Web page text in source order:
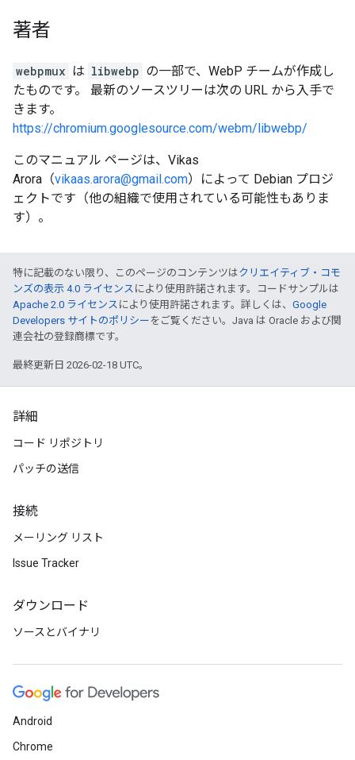
著者
webpmux は libwebp の一部で、WebP チームが作成し
たものです。 最新のソースツリーは次の URL から入手で
きます。
https://chromium.googlesource.com/webm/libwebp/
このマニュアル ページは、Vikas
Arora（vikaas.arora@gmail.com）によって Debian プロジ
ェクトです（他の組織で使用されている可能性もありま
す）。
特に記載のない限り、このページのコンテンツはクリエイティブ・コモ
ンズの表示 4.0 ライセンス により使用許諾されます。コードサンプルは
Apache 2.0 ライセンス により使用許諾されます。詳しくは、 Google
Developers サイトのポリシー をご覧ください。Java は Oracle および関
連会社の登録商標です。
最終更新日 2026-02-18 UTC。
詳細
コード リポジトリ
パッチの送信
接続
メーリング リスト
Issue Tracker
ダウンロード
ソースとバイナリ
Android
Chrome